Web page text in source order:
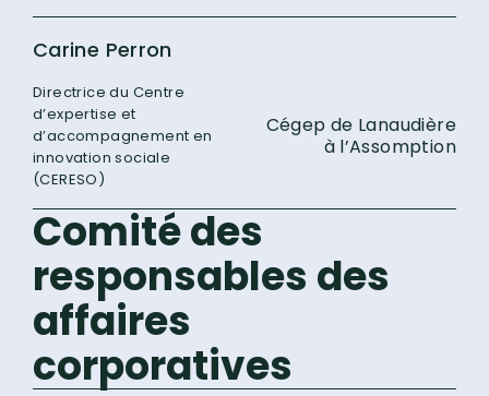
Carine Perron
Directrice du Centre
d’expertise et
d’accompagnement en
innovation sociale
(CERESO)
Cégep de Lanaudière
à l’Assomption
Comité des
responsables des
affaires
corporatives